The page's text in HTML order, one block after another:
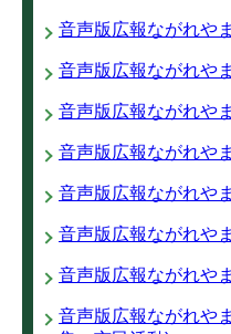
音声版広報ながれや
音声版広報ながれや
音声版広報ながれ
音声版広報ながれや
音声版広報ながれや
音声版広報ながれ
音声版広報ながれや
音声版広報ながれや